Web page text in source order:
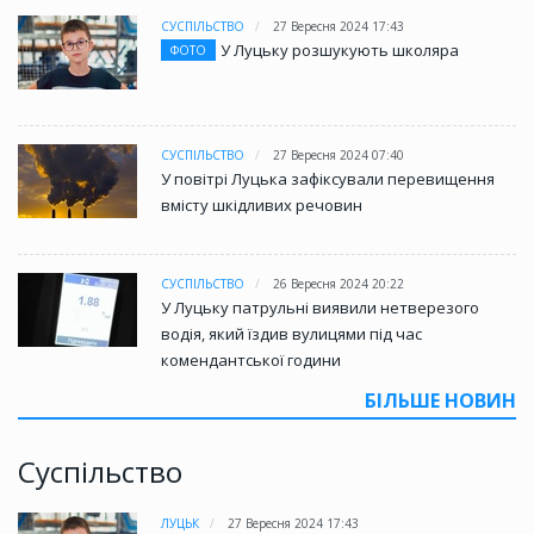
СУСПІЛЬСТВО
27 Вересня 2024 17:43
ФОТО
У Луцьку розшукують школяра
СУСПІЛЬСТВО 27 Вересня 2024 07:40
У повітрі Луцька зафіксували перевищення
вмісту шкідливих речовин
СУСПІЛЬСТВО 26 Вересня 2024 20:22
У Луцьку патрульні виявили нетверезого
водія, який їздив вулицями під час
комендантської години
БІЛЬШЕ НОВИН
Суспільство
ЛУЦЬК
27 Вересня 2024 17:43